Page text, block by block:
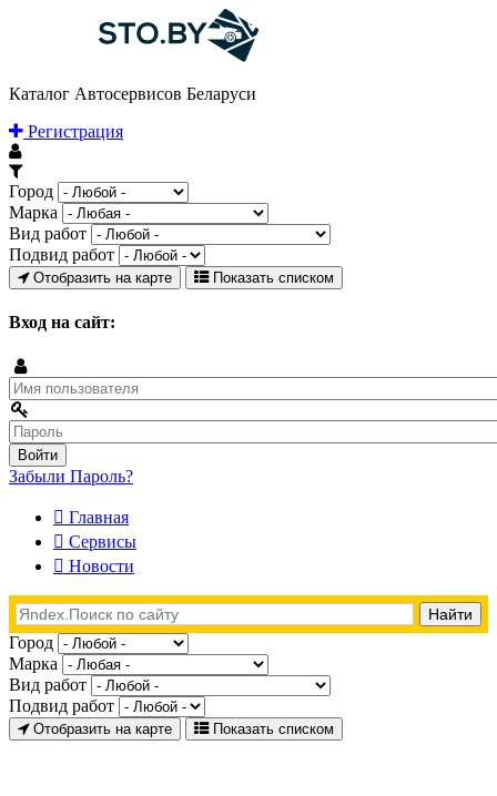
Каталог Автосервисов Беларуси
Регистрация
Город
Марка
Вид работ
Подвид работ
Отобразить на карте Показать списком
Вход на сайт:
Забыли Пароль?
Главная
Сервисы
Новости
Город
Марка
Вид работ
Подвид работ
Отобразить на карте Показать списком